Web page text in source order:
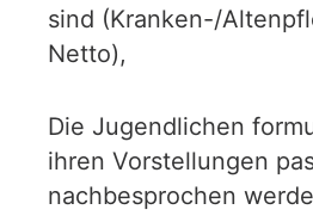
sind (Kranken-/
Netto),
Die Jugendlichen
ihren Vorstellungen
nachbesprochen